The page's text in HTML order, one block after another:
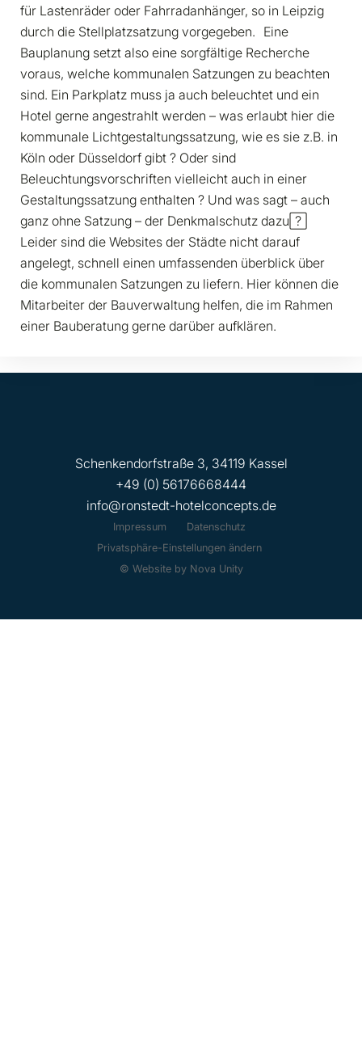
für Lastenräder oder Fahrradanhänger, so in Leipzig
durch die Stellplatzsatzung vorgegeben. Eine
Bauplanung setzt also eine sorgfältige Recherche
voraus, welche kommunalen Satzungen zu beachten
sind. Ein Parkplatz muss ja auch beleuchtet und ein
Hotel gerne angestrahlt werden – was erlaubt hier die
kommunale Lichtgestaltungssatzung, wie es sie z.B. in
Köln oder Düsseldorf gibt ? Oder sind
Beleuchtungsvorschriften vielleicht auch in einer
Gestaltungssatzung enthalten ? Und was sagt – auch
ganz ohne Satzung – der Denkmalschutz dazu?
Leider sind die Websites der Städte nicht darauf
angelegt, schnell einen umfassenden überblick über
die kommunalen Satzungen zu liefern. Hier können die
Mitarbeiter der Bauverwaltung helfen, die im Rahmen
einer Bauberatung gerne darüber aufklären.
Schenkendorfstraße 3, 34119 Kassel
+49 (0) 56176668444
info@ronstedt-hotelconcepts.de
Impressum
Datenschutz
Privatsphäre-Einstellungen ändern
© Website by Nova Unity